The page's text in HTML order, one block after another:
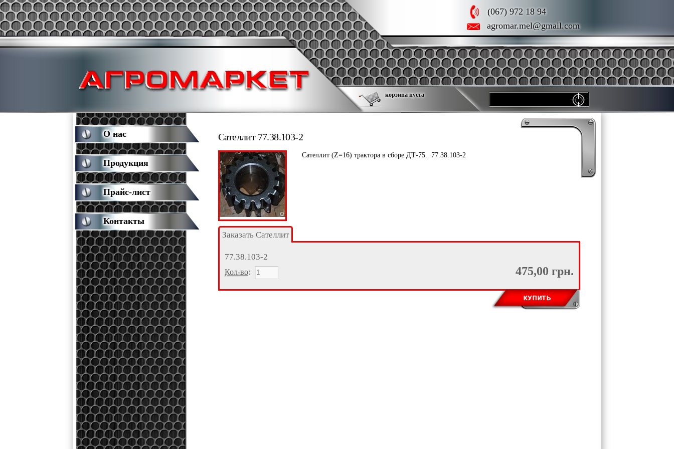
(067) 972 18 94
agromar.mel@gmail.com
корзина пуста
Сателлит 77.38.103-2
Сателлит (Z=16) трактора в сборе ДТ-75. 77.38.103-2
Заказать Сателлит
77.38.103-2
475,00 грн.
Кол-во:
О нас
Продукция
Прайс-лист
Контакты